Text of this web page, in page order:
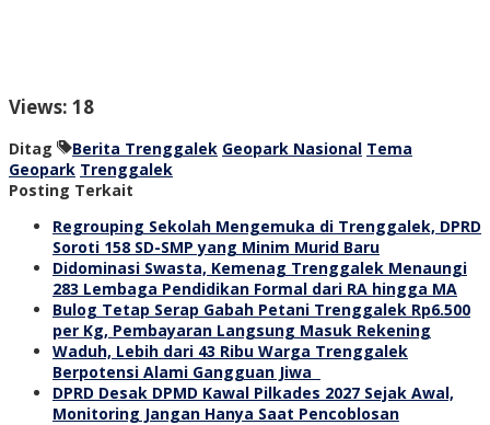
Views: 18
Ditag Berita Trenggalek Geopark Nasional Tema
Geopark Trenggalek
Posting Terkait
Regrouping Sekolah Mengemuka di Trenggalek, DPRD
Soroti 158 SD-SMP yang Minim Murid Baru
Didominasi Swasta, Kemenag Trenggalek Menaungi
283 Lembaga Pendidikan Formal dari RA hingga MA
Bulog Tetap Serap Gabah Petani Trenggalek Rp6.500
per Kg, Pembayaran Langsung Masuk Rekening
Waduh, Lebih dari 43 Ribu Warga Trenggalek
Berpotensi Alami Gangguan Jiwa
DPRD Desak DPMD Kawal Pilkades 2027 Sejak Awal,
Monitoring Jangan Hanya Saat Pencoblosan